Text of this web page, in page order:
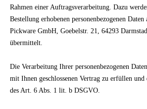
Rahmen einer Auftragsverarbeitung. Dazu
Bestellung erhobenen personenbezogenen Daten
Pickware GmbH, Goebelstr. 21, 64293
übermittelt.
Die Verarbeitung Ihrer personenbezogenen
mit Ihnen geschlossenen Vertrag zu erfüllen
des Art. 6 Abs. 1 lit. b DSGVO.